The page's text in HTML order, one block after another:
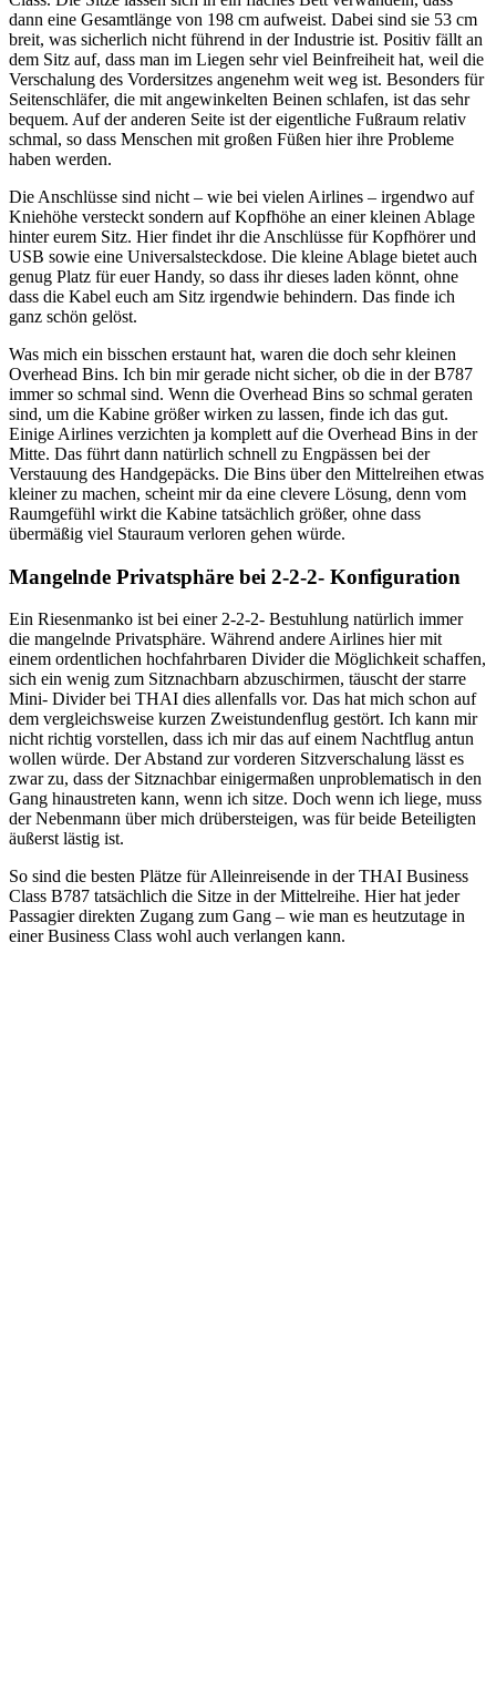
dann eine Gesamtlänge von 198 cm aufweist. Dabei sind sie 53 cm
breit, was sicherlich nicht führend in der Industrie ist. Positiv fällt an
dem Sitz auf, dass man im Liegen sehr viel Beinfreiheit hat, weil die
Verschalung des Vordersitzes angenehm weit weg ist. Besonders für
Seitenschläfer, die mit angewinkelten Beinen schlafen, ist das sehr
bequem. Auf der anderen Seite ist der eigentliche Fußraum relativ
schmal, so dass Menschen mit großen Füßen hier ihre Probleme
haben werden.
Die Anschlüsse sind nicht – wie bei vielen Airlines – irgendwo auf
Kniehöhe versteckt sondern auf Kopfhöhe an einer kleinen Ablage
hinter eurem Sitz. Hier findet ihr die Anschlüsse für Kopfhörer und
USB sowie eine Universalsteckdose. Die kleine Ablage bietet auch
genug Platz für euer Handy, so dass ihr dieses laden könnt, ohne
dass die Kabel euch am Sitz irgendwie behindern. Das finde ich
ganz schön gelöst.
Was mich ein bisschen erstaunt hat, waren die doch sehr kleinen
Overhead Bins. Ich bin mir gerade nicht sicher, ob die in der B787
immer so schmal sind. Wenn die Overhead Bins so schmal geraten
sind, um die Kabine größer wirken zu lassen, finde ich das gut.
Einige Airlines verzichten ja komplett auf die Overhead Bins in der
Mitte. Das führt dann natürlich schnell zu Engpässen bei der
Verstauung des Handgepäcks. Die Bins über den Mittelreihen etwas
kleiner zu machen, scheint mir da eine clevere Lösung, denn vom
Raumgefühl wirkt die Kabine tatsächlich größer, ohne dass
übermäßig viel Stauraum verloren gehen würde.
Mangelnde Privatsphäre bei 2-2-2- Konfiguration
Ein Riesenmanko ist bei einer 2-2-2- Bestuhlung natürlich immer
die mangelnde Privatsphäre. Während andere Airlines hier mit
einem ordentlichen hochfahrbaren Divider die Möglichkeit schaffen,
sich ein wenig zum Sitznachbarn abzuschirmen, täuscht der starre
Mini- Divider bei THAI dies allenfalls vor. Das hat mich schon auf
dem vergleichsweise kurzen Zweistundenflug gestört. Ich kann mir
nicht richtig vorstellen, dass ich mir das auf einem Nachtflug antun
wollen würde. Der Abstand zur vorderen Sitzverschalung lässt es
zwar zu, dass der Sitznachbar einigermaßen unproblematisch in den
Gang hinaustreten kann, wenn ich sitze. Doch wenn ich liege, muss
der Nebenmann über mich drübersteigen, was für beide Beteiligten
äußerst lästig ist.
So sind die besten Plätze für Alleinreisende in der THAI Business
Class B787 tatsächlich die Sitze in der Mittelreihe. Hier hat jeder
Passagier direkten Zugang zum Gang – wie man es heutzutage in
einer Business Class wohl auch verlangen kann.